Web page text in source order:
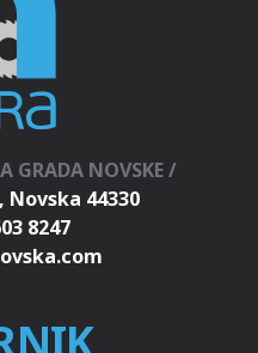
GRADA NOVSKE /
Novska 44330
8247